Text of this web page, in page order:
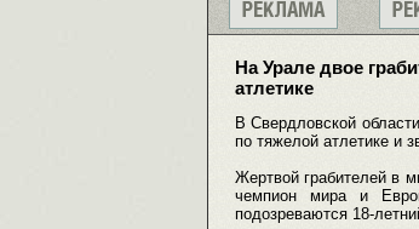
На Урале двое
атлетике
В Свердловской
по тяжелой атлетике и
Жертвой грабителей в
чемпион мира и
подозреваются 18-